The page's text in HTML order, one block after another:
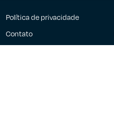
Política de privacidade
Contato